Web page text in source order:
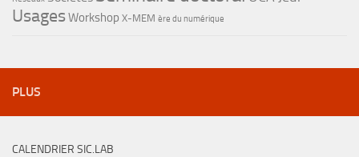
UsagesWorkshop X-MEM ère du numérique
PLUS
CALENDRIER SIC.LAB